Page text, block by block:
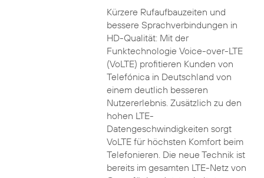
Kürzere Rufaufbauzeiten und
bessere Sprachverbindungen in
HD-Qualität: Mit der
Funktechnologie Voice-over-LTE
(VoLTE) profitieren Kunden von
Telefónica in Deutschland von
einem deutlich besseren
Nutzererlebnis. Zusätzlich zu den
hohen LTE-
Datengeschwindigkeiten sorgt
VoLTE für höchsten Komfort beim
Telefonieren. Die neue Technik ist
bereits im gesamten LTE-Netz von